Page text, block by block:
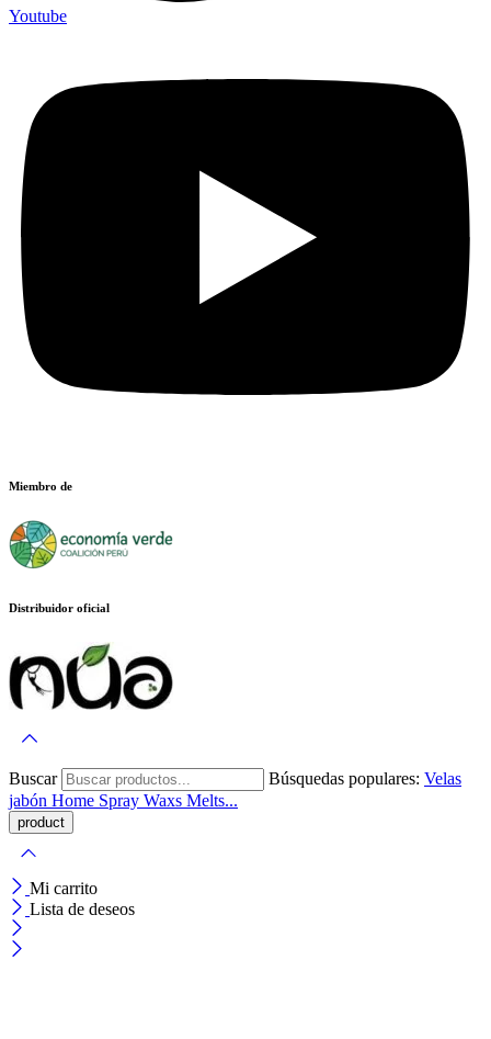
Youtube
Miembro de
Distribuidor oficial
Buscar Búsquedas populares: Velas
jabón Home Spray Waxs Melts...
Mi carrito
Lista de deseos